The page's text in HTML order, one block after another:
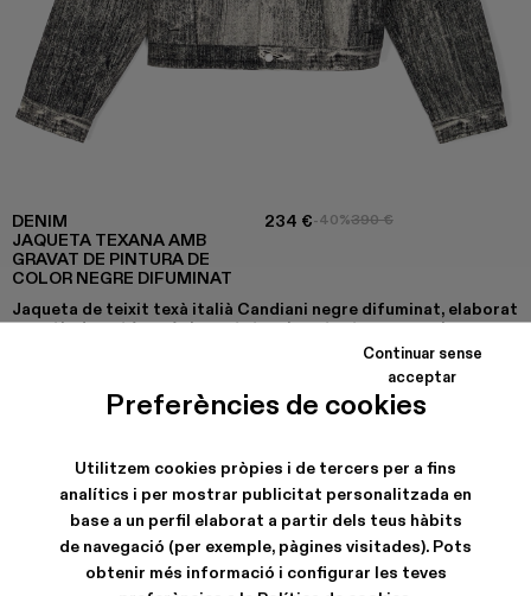
Preferències de cookies
Utilitzem cookies pròpies i de tercers per a fins
analítics i per mostrar publicitat personalitzada en
base a un perfil elaborat a partir dels teus hàbits
de navegació (per exemple, pàgines visitades). Pots
obtenir més informació i configurar les teves
Continuar sense
acceptar
DENIM
JAQUETA TEXANA AMB
GRAVAT DE PINTURA DE
COLOR NEGRE DIFUMINAT
234 €-40%390 €
Jaqueta de teixit texà italià Candiani negre difuminat, elaborat
a partir de cotó orgànic rentat amb un tacte suau, amb un
Denim - AU00021-003
Denim - AU00021-002
Denim - AU00021-001 - Jaqueta texana amb